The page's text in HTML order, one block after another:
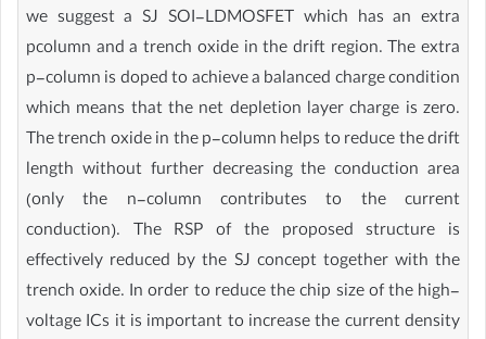
we suggest a SJ SOI-LDMOSFET which has an extra
pcolumn and a trench oxide in the drift region. The extra
p-column is doped to achieve a balanced charge condition
which means that the net depletion layer charge is zero.
The trench oxide in the p-column helps to reduce the drift
length without further decreasing the conduction area
(only the n-column contributes to the current
conduction). The RSP of the proposed structure is
effectively reduced by the SJ concept together with the
trench oxide. In order to reduce the chip size of the high-
voltage ICs it is important to increase the current density